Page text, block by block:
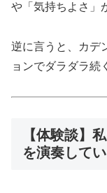
や「気持ちよさ」
逆に言うと、カデ
ョンでダラダラ続
【体験談】
を演奏して